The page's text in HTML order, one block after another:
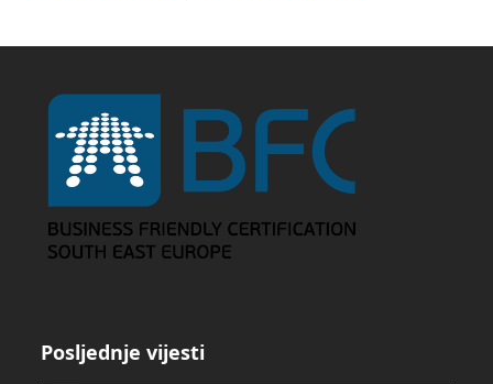
Posljednje vijesti